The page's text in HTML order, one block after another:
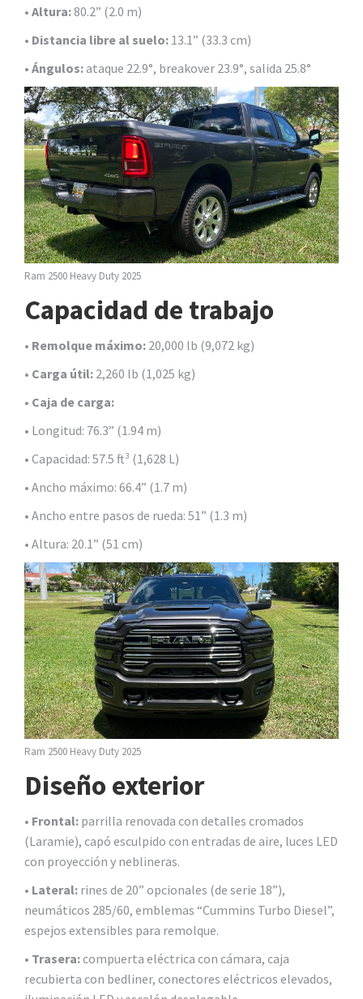
• Altura:80.2” (2.0 m)
• Distancia libre al suelo: 13.1” (33.3 cm)
• Ángulos:ataque 22.9°, breakover 23.9°, salida 25.8°
Ram 2500 Heavy Duty 2025
Capacidad de trabajo
• Remolque máximo: 20,000 lb (9,072 kg)
• Carga útil: 2,260 lb (1,025 kg)
• Caja de carga:
• Longitud: 76.3” (1.94 m)
• Capacidad: 57.5 ft³ (1,628 L)
• Ancho máximo: 66.4” (1.7 m)
• Ancho entre pasos de rueda: 51” (1.3 m)
• Altura: 20.1” (51 cm)
Ram 2500 Heavy Duty 2025
Diseño exterior
• Frontal: parrilla renovada con detalles cromados
(Laramie), capó esculpido con entradas de aire, luces LED
con proyección y neblineras.
• Lateral: rines de 20” opcionales (de serie 18”),
neumáticos 285/60, emblemas “Cummins Turbo Diesel”,
espejos extensibles para remolque.
• Trasera:compuerta eléctrica con cámara, caja
recubierta con bedliner, conectores eléctricos elevados,